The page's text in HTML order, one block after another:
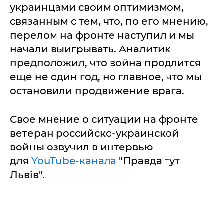
украинцами своим оптимизмом,
связанным с тем, что, по его мнению,
перелом на фронте наступил и мы
начали выигрывать. Аналитик
предположил, что война продлится
еще не один год, но главное, что мы
остановили продвижение врага.
Свое мнение о ситуации на фронте
ветеран российско-украинской
войны озвучил в интервью
для YouTube-канала "Правда тут
Львів".